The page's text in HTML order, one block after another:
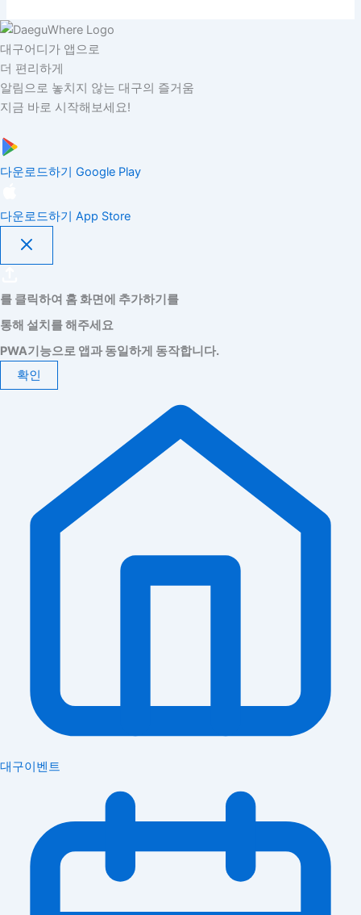
대구어디가 앱으로
더 편리하게
알림으로 놓치지 않는 대구의 즐거움
지금 바로 시작해보세요!
다운로드하기 Google Play
다운로드하기 App Store
를 클릭하여 홈 화면에 추가하기를
통해 설치를 해주세요
PWA기능으로 앱과 동일하게 동작합니다.
확인
대구이벤트